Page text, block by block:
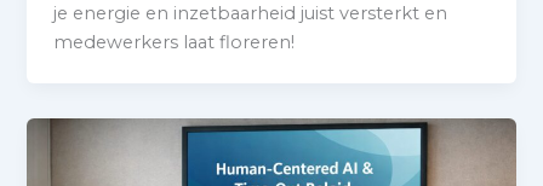
je energie en inzetbaarheid juist versterkt en
medewerkers laat floreren!